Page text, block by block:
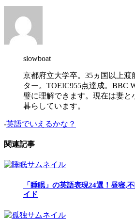
slowboat
京都府立大学卒。35ヵ国以上渡
ター。TOEIC955点達成。BBC
璧に理解できます。現在は妻と
暮らしています。
-英語でいえるかな？
関連記事
「睡眠」の英語表現24選！昼寝,
イド